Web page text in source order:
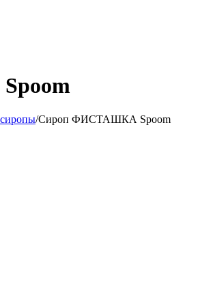
/Сироп ФИСТАШКА Spoom